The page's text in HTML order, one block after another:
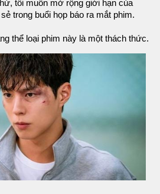
tôi muốn mở rộng giới hạn của
trong buổi họp báo ra mắt phim.
thể loại phim này là một thách thức.